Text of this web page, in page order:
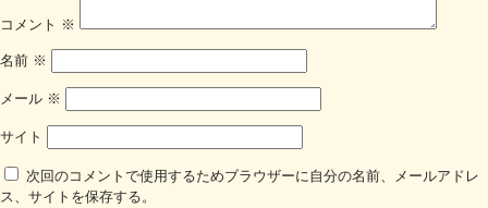
コメント ※
名前 ※
メール ※
サイト
次回のコメントで使用するためブラウザーに自分の名前、メールアドレ
ス、サイトを保存する。